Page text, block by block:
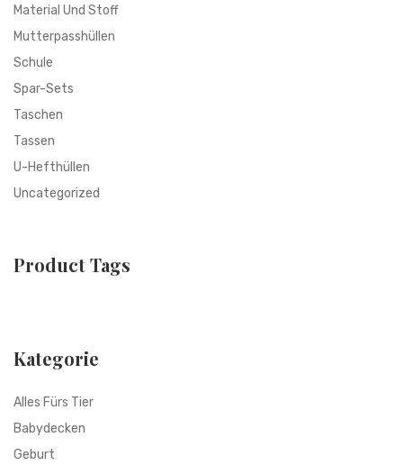
Material Und Stoff
Mutterpasshüllen
Schule
Spar-Sets
Taschen
Tassen
U-Hefthüllen
Uncategorized
Product Tags
Kategorie
Alles Fürs Tier
Babydecken
Geburt